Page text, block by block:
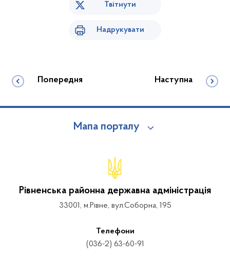
Твітнути
Надрукувати
Попередня Наступна
Мапа порталу
Рівненська районна державна адміністрація
33001, м.Рівне, вул.Соборна, 195
Телефони
(036-2) 63-60-91